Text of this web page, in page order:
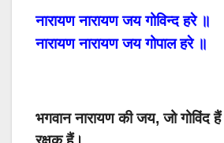
नारायण नारायण जय गोविन्द हरे ॥
नारायण नारायण जय गोपाल हरे ॥
भगवान नारायण की जय, जो